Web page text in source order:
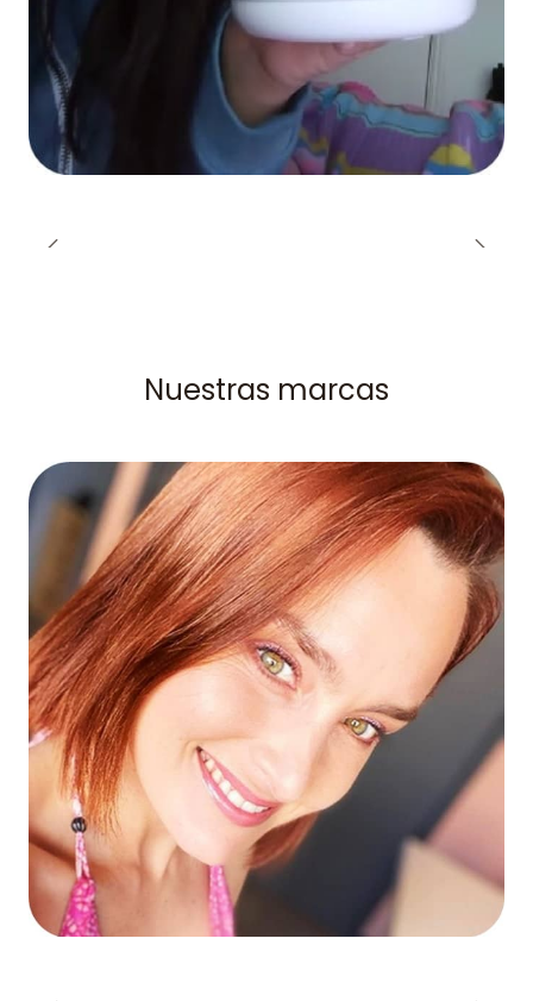
Nuestras marcas